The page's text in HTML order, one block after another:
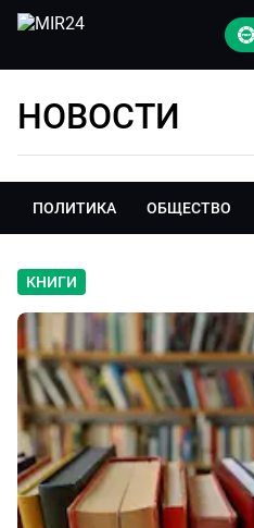
НОВОСТИ
ПОЛИТИКА ОБЩЕСТВО
КНИГИ